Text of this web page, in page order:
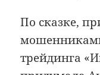
По сказке,
трейдинга